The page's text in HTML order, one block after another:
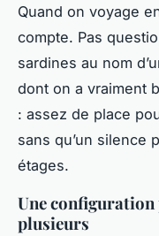
Quand on voyage
compte. Pas
sardines au nom
dont on a vraiment
: assez de place
sans qu’un silence
étages.
Une configuration
plusieurs